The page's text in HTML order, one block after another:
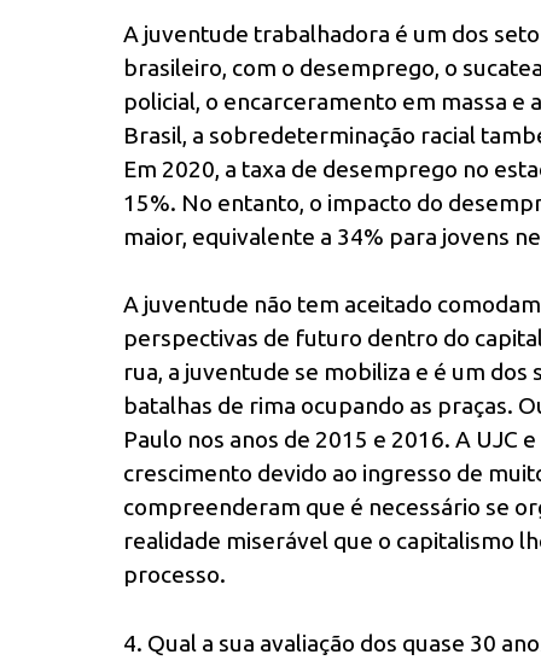
A juventude trabalhadora é um dos
brasileiro, com o desemprego, o
policial, o encarceramento em massa e
Brasil, a sobredeterminação racial
Em 2020, a taxa de desemprego no
15%. No entanto, o impacto do
maior, equivalente a 34% para jovens
A juventude não tem aceitado
perspectivas de futuro dentro do
rua, a juventude se mobiliza e é um
batalhas de rima ocupando as praças.
Paulo nos anos de 2015 e 2016. A UJC
crescimento devido ao ingresso de
compreenderam que é necessário se
realidade miserável que o capitalismo
processo.
4. Qual a sua avaliação dos quase 30